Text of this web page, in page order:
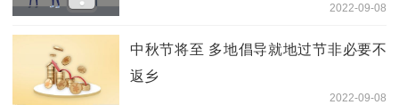
2022-09-08
中秋节将至 多地倡导就地过节非必要不
返乡
2022-09-08